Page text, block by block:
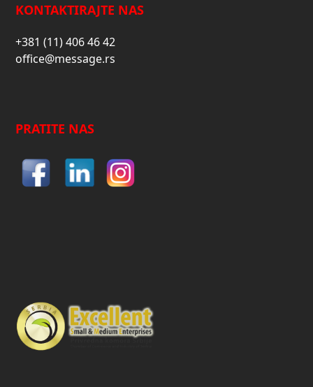
KONTAKTIRAJTE NAS
+381 (11) 406 46 42
office@message.rs
PRATITE NAS